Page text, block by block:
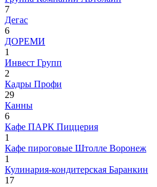
7
Дегас
6
ДОРЕМИ
1
Инвест Групп
2
Кадры Профи
29
Канны
6
Кафе ПАРК Пиццерия
1
Кафе пироговые Штолле Воронеж
1
Кулинария-кондитерская Баранкин
17